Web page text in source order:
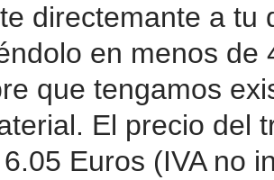
directemante a tu
en menos de
que tengamos
El precio del
Euros (IVA no